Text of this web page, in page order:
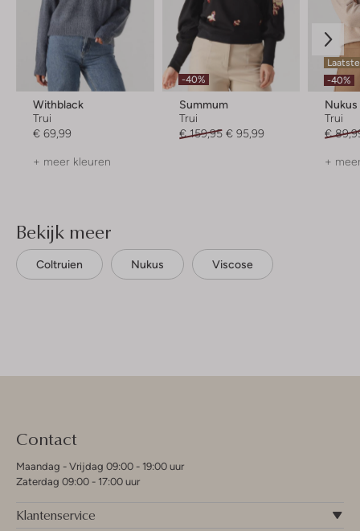
Withblack
Trui
€ 69,99
+ meer kleuren
-40%
Summum
Trui
€ 159,95 € 95,99
-40%
Nukus
Trui
€
+
Bekijk meer
Coltruien Nukus Viscose
Contact
Maandag - Vrijdag 09:00 - 19:00 uur
Zaterdag 09:00 - 17:00 uur
Klantenservice